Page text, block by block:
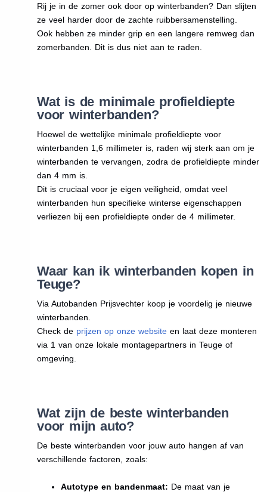
Rij je in de zomer ook door op winterbanden? Dan slijten
ze veel harder door de zachte ruibbersamenstelling.
Ook hebben ze minder grip en een langere remweg dan
zomerbanden. Dit is dus niet aan te raden.
Wat is de minimale profieldiepte
voor winterbanden?
Hoewel de wettelijke minimale profieldiepte voor
winterbanden 1,6 millimeter is, raden wij sterk aan om je
winterbanden te vervangen, zodra de profieldiepte minder
dan 4 mm is.
Dit is cruciaal voor je eigen veiligheid, omdat veel
winterbanden hun specifieke winterse eigenschappen
verliezen bij een profieldiepte onder de 4 millimeter.
Waar kan ik winterbanden kopen in
Teuge?
Via Autobanden Prijsvechter koop je voordelig je nieuwe
winterbanden.
Check de prijzen op onze websiteen laat deze monteren
via 1 van onze lokale montagepartners in Teuge of
omgeving.
Wat zijn de beste winterbanden
voor mijn auto?
De beste winterbanden voor jouw auto hangen af van
verschillende factoren, zoals:
Autotype en bandenmaat: De maat van je